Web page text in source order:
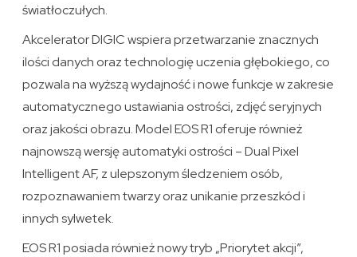
światłoczułych.
Akcelerator DIGIC wspiera przetwarzanie znacznych
ilości danych oraz technologię uczenia głębokiego, co
pozwala na wyższą wydajność i nowe funkcje w zakresie
automatycznego ustawiania ostrości, zdjęć seryjnych
oraz jakości obrazu. Model EOS R1 oferuje również
najnowszą wersję automatyki ostrości – Dual Pixel
Intelligent AF, z ulepszonym śledzeniem osób,
rozpoznawaniem twarzy oraz unikanie przeszkód i
innych sylwetek.
EOS R1 posiada również nowy tryb „Priorytet akcji”,